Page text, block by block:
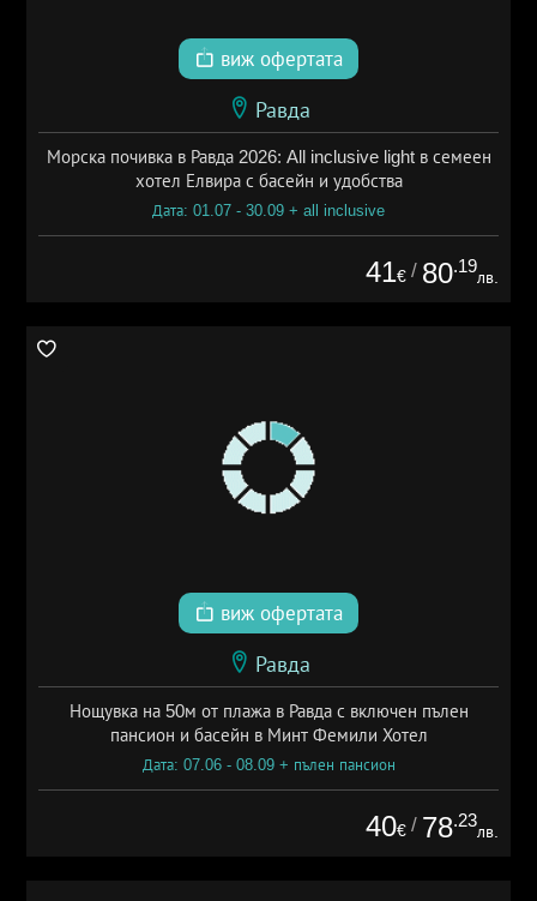
виж офертата
Равда
Морска почивка в Равда 2026: All inclusive light в семеен
хотел Елвира с басейн и удобства
Дата: 01.07 - 30.09 + all inclusive
41€ / 80.19
лв.
виж офертата
Равда
Нощувка на 50м от плажа в Равда с включен пълен
пансион и басейн в Минт Фемили Хотел
Дата: 07.06 - 08.09 + пълен пансион
40€ / 78.23
лв.